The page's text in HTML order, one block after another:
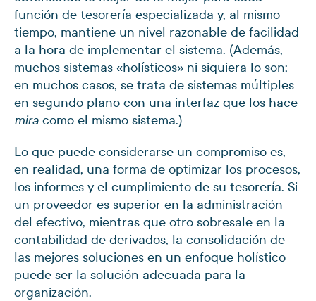
función de tesorería especializada y, al mismo
tiempo, mantiene un nivel razonable de facilidad
a la hora de implementar el sistema. (Además,
muchos sistemas «holísticos» ni siquiera lo son;
en muchos casos, se trata de sistemas múltiples
en segundo plano con una interfaz que los hace
miracomo el mismo sistema.)
Lo que puede considerarse un compromiso es,
en realidad, una forma de optimizar los procesos,
los informes y el cumplimiento de su tesorería. Si
un proveedor es superior en la administración
del efectivo, mientras que otro sobresale en la
contabilidad de derivados, la consolidación de
las mejores soluciones en un enfoque holístico
puede ser la solución adecuada para la
organización.